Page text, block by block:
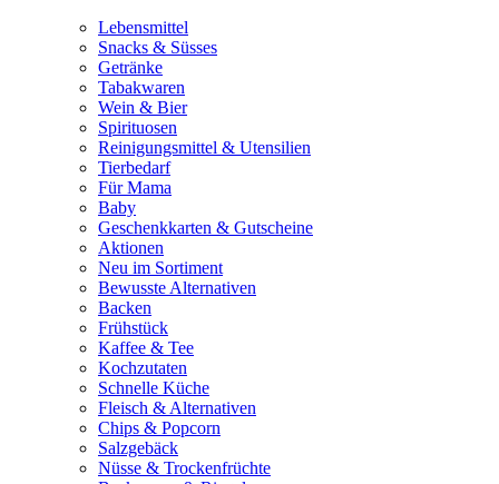
Lebensmittel
Snacks & Süsses
Getränke
Tabakwaren
Wein & Bier
Spirituosen
Reinigungsmittel & Utensilien
Tierbedarf
Für Mama
Baby
Geschenkkarten & Gutscheine
Aktionen
Neu im Sortiment
Bewusste Alternativen
Backen
Frühstück
Kaffee & Tee
Kochzutaten
Schnelle Küche
Fleisch & Alternativen
Chips & Popcorn
Salzgebäck
Nüsse & Trockenfrüchte